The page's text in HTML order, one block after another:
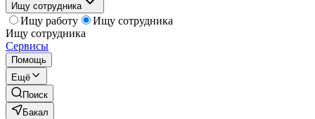
Ищу сотрудника
Ищу работу
Ищу сотрудника
Ищу сотрудника
Сервисы
Помощь
Ещё
Поиск
Бакал